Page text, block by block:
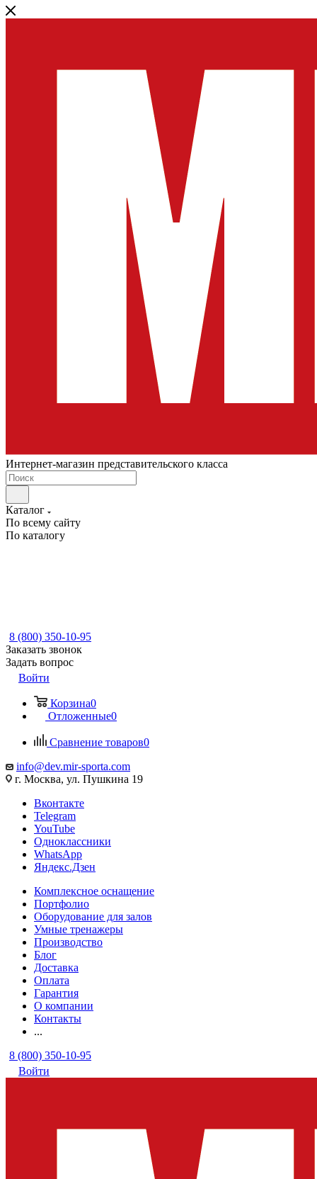
Интернет-магазин представительского класса
Каталог
По всему сайту
По каталогу
8 (800) 350-10-95
Заказать звонок
Задать вопрос
Войти
Корзина0
Отложенные0
Сравнение товаров0
info@dev.mir-sporta.com
г. Москва, ул. Пушкина 19
Вконтакте
Telegram
YouTube
Одноклассники
WhatsApp
Яндекс.Дзен
Комплексное оснащение
Портфолио
Оборудование для залов
Умные тренажеры
Производство
Блог
Доставка
Оплата
Гарантия
О компании
Контакты
...
8 (800) 350-10-95
Войти